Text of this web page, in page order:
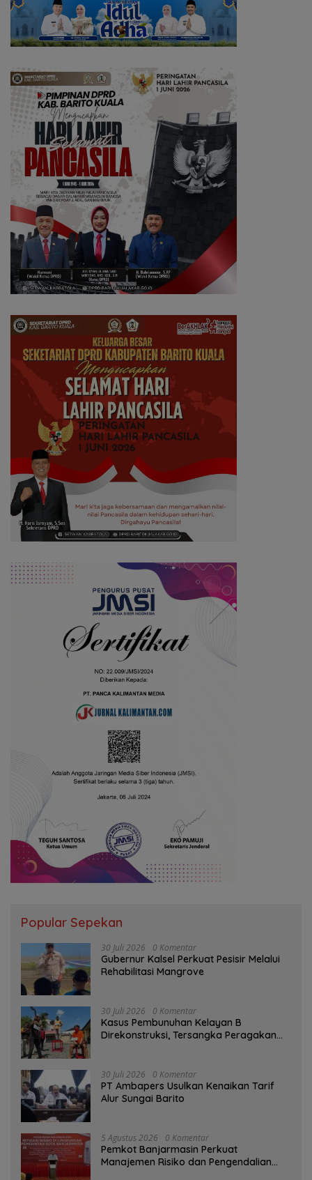
Popular Sepekan
30 Juli 2026 0 Komentar
Gubernur Kalsel Perkuat Pesisir Melalui
Rehabilitasi Mangrove
30 Juli 2026 0 Komentar
Kasus Pembunuhan Kelayan B
Direkonstruksi, Tersangka Peragakan
30 Juli 2026 0 Komentar
PT Ambapers Usulkan Kenaikan Tarif
Alur Sungai Barito
5 Agustus 2026 0 Komentar
Pemkot Banjarmasin Perkuat
Manajemen Risiko dan Pengendalian